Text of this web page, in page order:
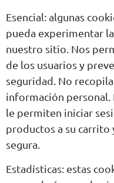
Esencial: algunas
pueda experimentar
nuestro sitio. Nos
de los usuarios y
seguridad. No
información personal.
le permiten iniciar
productos a su carrito
segura.
Estadísticas: estas